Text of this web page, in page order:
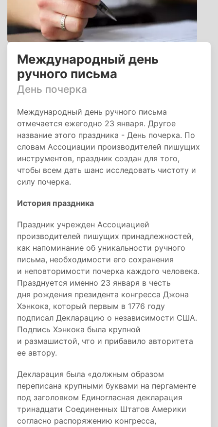
Международный день
ручного письма
День почерка
Международный день ручного письма
отмечается ежегодно 23 января. Другое
название этого праздника - День почерка. По
словам Ассоциации производителей пишущих
инструментов, праздник создан для того,
чтобы всем дать шанс исследовать чистоту и
силу почерка.
История праздника
Праздник учрежден Ассоциацией
производителей пишущих принадлежностей,
как напоминание об уникальности ручного
письма, необходимости его сохранения
и неповторимости почерка каждого человека.
Празднуется именно 23 января в честь
дня рождения президента конгресса Джона
Хэнкока, который первым в 1776 году
подписал Декларацию о независимости США.
Подпись Хэнкока была крупной
и размашистой, что и прибавило авторитета
ее автору.
Декларация была «должным образом
переписана крупными буквами на пергаменте
под заголовком Единогласная декларация
тринадцати Соединенных Штатов Америки
согласно распоряжению конгресса,